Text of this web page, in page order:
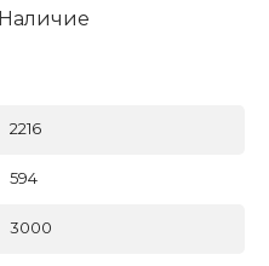
Наличие
2216
594
3000